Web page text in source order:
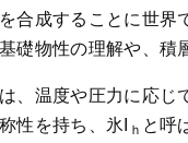
合成することに世界
礎物性の理解や、積
、温度や圧力に応じ
性を持ち、氷I
ｈ と呼